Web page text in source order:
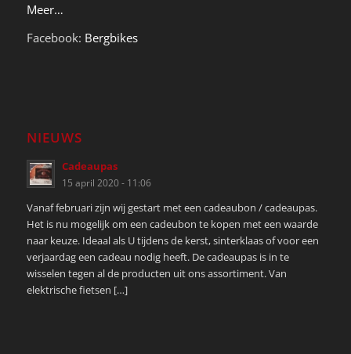
Meer…
Facebook: Bergbikes
NIEUWS
Cadeaupas
15 april 2020 - 11:06
Vanaf februari zijn wij gestart met een cadeaubon / cadeaupas.
Het is nu mogelijk om een cadeubon te kopen met een waarde
naar keuze. Ideaal als U tijdens de kerst, sinterklaas of voor een
verjaardag een cadeau nodig heeft. De cadeaupas is in te
wisselen tegen al de producten uit ons assortiment. Van
elektrische fietsen […]